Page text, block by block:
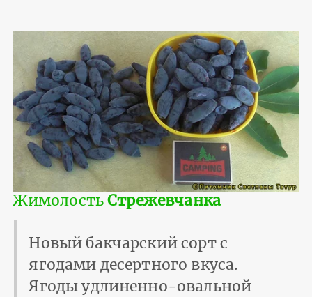
ЖимолостьСтрежевчанка
Новый бакчарский сорт с
ягодами десертного вкуса.
Ягоды удлиненно-овальной